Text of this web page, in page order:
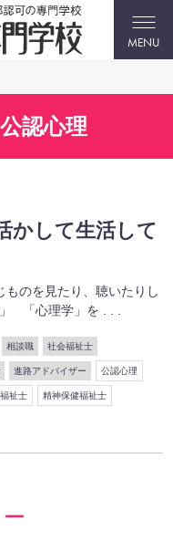
MENU
認心理
かして生活して
ものを見たり、聴いたりし
「心理学」を . . .
相談職 社会福祉士
進路アドバイザー 公認心理
祉士 精神保健福祉士